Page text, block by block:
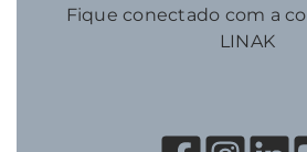
Fique conectado com a
LINAK